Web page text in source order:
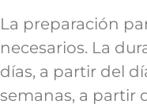
La preparación
necesarios. La
días, a partir del
semanas, a partir